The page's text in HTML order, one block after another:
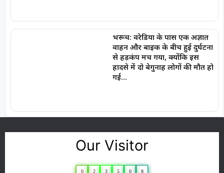
भरूच: वरेडिया के पास एक अज्ञात
वाहन और बाइक के बीच हुई दुर्घटना
से हड़कंप मच गया, क्योंकि इस
हादसे में दो बेगुनाह लोगों की मौत हो
गई…
Our Visitor
0 2 3 5 0 8